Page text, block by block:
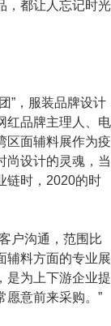
，都让人忘记时光
”，服装品牌设计
红品牌主理人、电
区面辅料展作为疫
尚设计的灵魂，当
链时，2020的时
户沟通，范围比
辅料方面的专业展
是为上下游企业提
愿意前来采购。”